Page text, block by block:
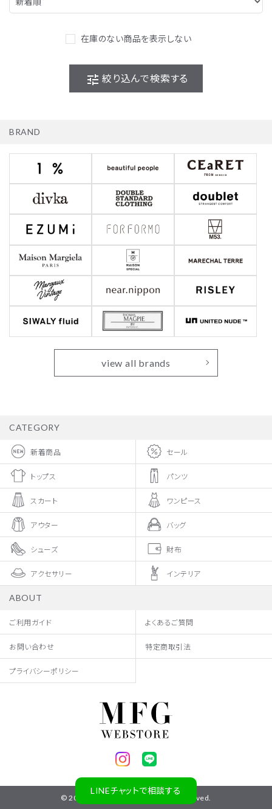
LINEチャットで相談する
在庫のない商品を表示しない
tune 絞り込んで検索する
BRAND
view all brands
CATEGORY
新着商品 セール
トップス パンツ
スカート ワンピース
アウター バッグ
シューズ 財布
アクセサリー インテリア
ABOUT
ご利用ガイド よくあるご質問
お問い合わせ 特定商取引法
プライバシーポリシー
© 2023 SALON MODE. All rights Reserved.